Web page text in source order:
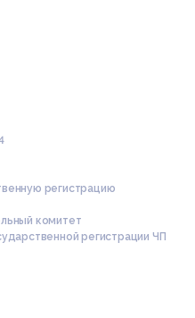
менеджмента / И.
– 2016. – № 11. – С. 47–5
инновациями : уче
– Минск: ИВЦ Минфин
регистрацию
комитет
регистрации ЧП